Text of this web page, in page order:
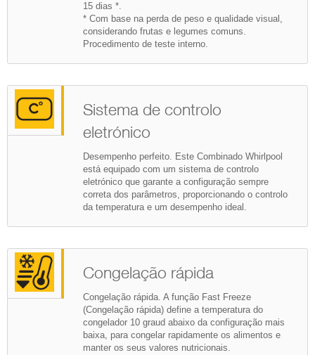
15 dias *.
* Com base na perda de peso e qualidade visual,
considerando frutas e legumes comuns.
Procedimento de teste interno.
Sistema de controlo
eletrónico
Desempenho perfeito. Este Combinado Whirlpool
está equipado com um sistema de controlo
eletrónico que garante a configuração sempre
correta dos parâmetros, proporcionando o controlo
da temperatura e um desempenho ideal.
Congelação rápida
Congelação rápida. A função Fast Freeze
(Congelação rápida) define a temperatura do
congelador 10 graud abaixo da configuração mais
baixa, para congelar rapidamente os alimentos e
manter os seus valores nutricionais.